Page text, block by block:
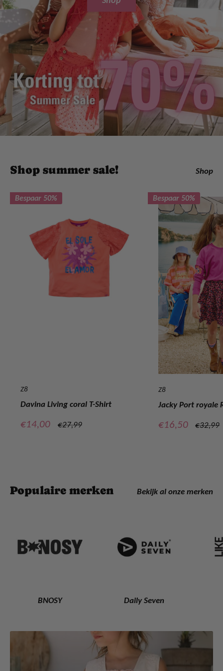
Shop summer sale! Shop
Bespaar 50%
Z8
Davina Living coral T-Shirt
Verkoopprijs
€14,00
Normale
€27,99
Bespaar 50%
Z8
Jacky Port royale
Verkoopprijs
€16,50 €32,99
Populaire merken Bekijk al onze merken
BNOSY Daily Seven